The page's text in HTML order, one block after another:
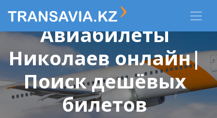
Авиабилеты
Николаев онлайн|
Поиск дешёвых
билетов